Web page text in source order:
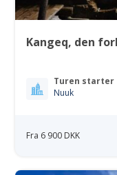
Kangeq, den
Turen starter
Nuuk
Fra 6 900 DKK